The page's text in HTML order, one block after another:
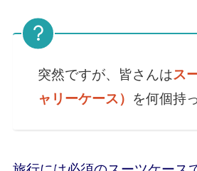
突然ですが、皆さんはス
ャリーケース） を何個持